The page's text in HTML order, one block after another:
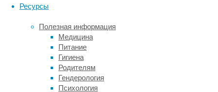
Ресурсы
Полезная информация
Медицина
Питание
Гигиена
Родителям
Гендерология
Психология
пожилых
Существующие
на
сегодняшний
день
методы
лечения
этого